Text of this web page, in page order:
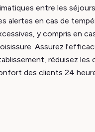
entre les
alertes en cas de
y compris en
Assurez
réduisez les
des clients 24